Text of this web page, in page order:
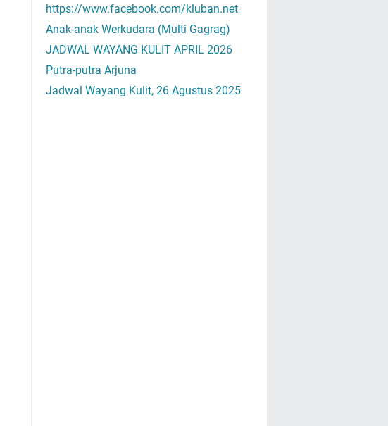
https://www.facebook.com/kluban.net
Anak-anak Werkudara (Multi Gagrag)
JADWAL WAYANG KULIT APRIL 2026
Putra-putra Arjuna
Jadwal Wayang Kulit, 26 Agustus 2025